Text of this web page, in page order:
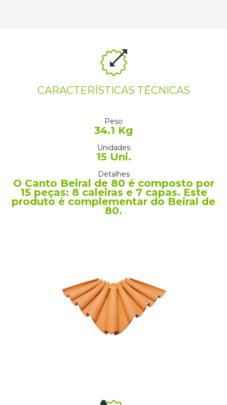
CARACTERÍSTICAS TÉCNICAS
Peso
34.1 Kg
Unidades
15 Uni.
Detalhes
O Canto Beiral de 80 é composto por
15 peças: 8 caleiras e 7 capas. Este
produto é complementar do Beiral de
80.